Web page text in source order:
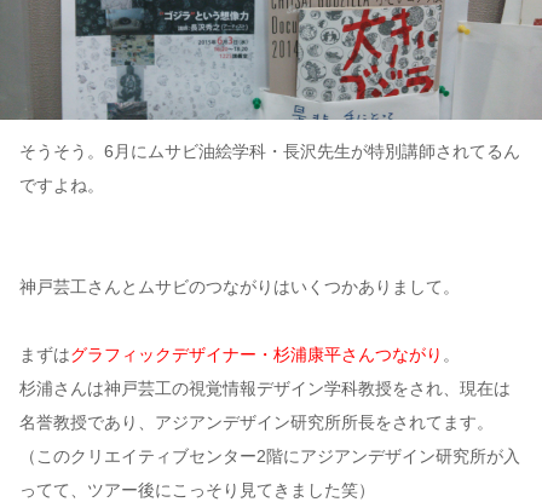
そうそう。6月にムサビ油絵学科・長沢先生が特別講師されてるん
ですよね。
神戸芸工さんとムサビのつながりはいくつかありまして。
まずはグラフィックデザイナー・杉浦康平さんつながり 。
杉浦さんは神戸芸工の視覚情報デザイン学科教授をされ、現在は
名誉教授であり、アジアンデザイン研究所所長をされてます。
（このクリエイティブセンター2階にアジアンデザイン研究所が入
ってて、ツアー後にこっそり見てきました笑）